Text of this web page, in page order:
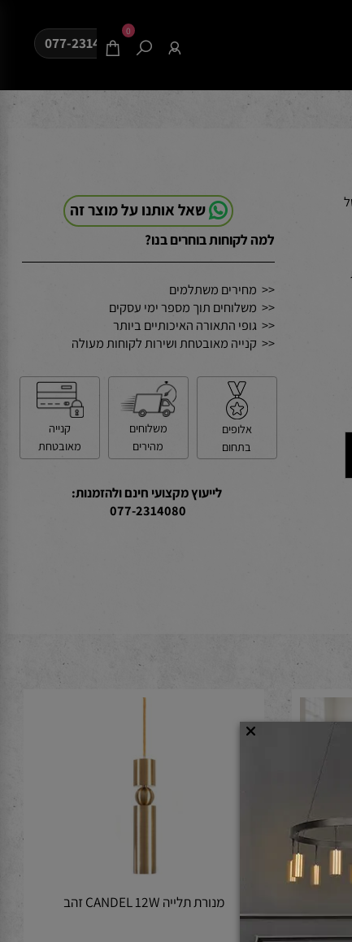
077-2314080
0
שאל אותנו על מוצר זה
למה לקוחות בוחרים בנו?
<< מחירים משתלמים
<< משלוחים תוך מספר ימי עסקים
<< גופי התאורה האיכותיים ביותר
<< קנייה מאובטחת ושירות לקוחות מעולה
אלופים
בתחום
משלוחים
מהירים
קנייה
מאובטחת
לייעוץ מקצועי חינם ולהזמנות: